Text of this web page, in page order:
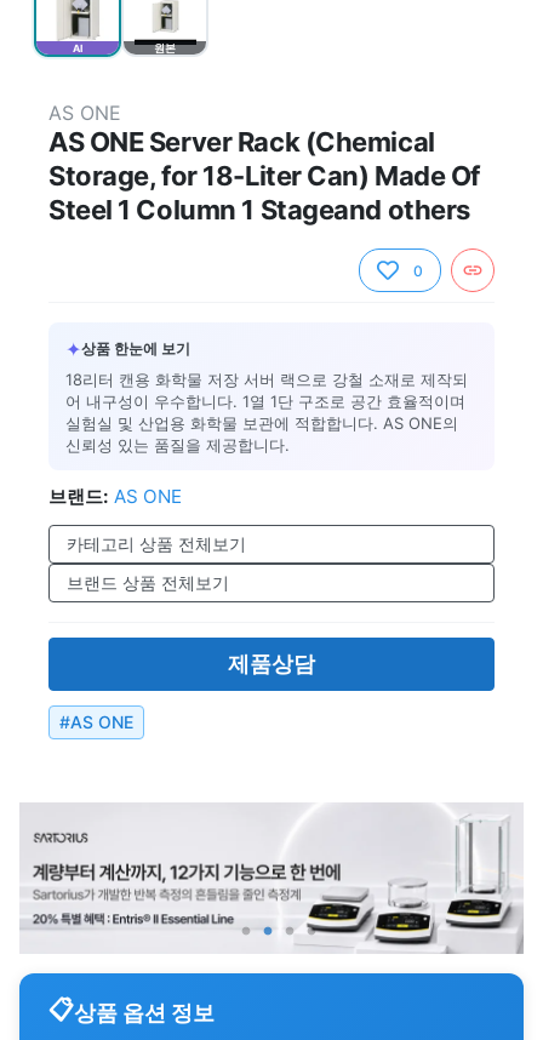
AI 원본
AS ONE
AS ONE Server Rack (Chemical
Storage, for 18-Liter Can) Made Of
Steel 1 Column 1 Stageand others
0
✦상품 한눈에 보기
18리터 캔용 화학물 저장 서버 랙으로 강철 소재로 제작되
어 내구성이 우수합니다. 1열 1단 구조로 공간 효율적이며
실험실 및 산업용 화학물 보관에 적합합니다. AS ONE의
신뢰성 있는 품질을 제공합니다.
브랜드: AS ONE
카테고리 상품 전체보기
브랜드 상품 전체보기
제품상담
#AS ONE
상품 옵션 정보